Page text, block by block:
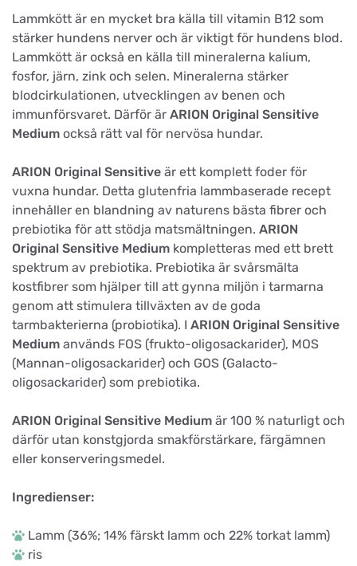
Lammkött är en mycket bra källa till vitamin B12 som
stärker hundens nerver och är viktigt för hundens blod.
Lammkött är också en källa till mineralerna kalium,
fosfor, järn, zink och selen. Mineralerna stärker
blodcirkulationen, utvecklingen av benen och
immunförsvaret. Därför är ARION Original Sensitive
Medium också rätt val för nervösa hundar.
ARION Original Sensitive är ett komplett foder för
vuxna hundar. Detta glutenfria lammbaserade recept
innehåller en blandning av naturens bästa fibrer och
prebiotika för att stödja matsmältningen. ARION
Original Sensitive Medium kompletteras med ett brett
spektrum av prebiotika. Prebiotika är svårsmälta
kostfibrer som hjälper till att gynna miljön i tarmarna
genom att stimulera tillväxten av de goda
tarmbakterierna (probiotika). I ARION Original Sensitive
Medium används FOS (frukto-oligosackarider), MOS
(Mannan-oligosackarider) och GOS (Galacto-
oligosackarider) som prebiotika.
ARION Original Sensitive Medium är 100 % naturligt och
därför utan konstgjorda smakförstärkare, färgämnen
eller konserveringsmedel.
Ingredienser:
Lamm (36%; 14% färskt lamm och 22% torkat lamm)
ris